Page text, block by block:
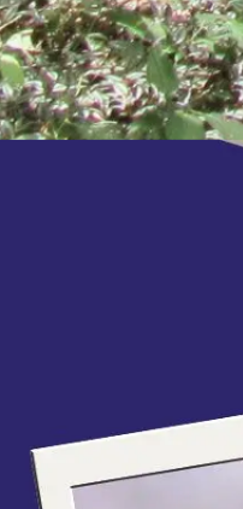
é uma fotografia de um
para um homem de frente
vegetação. A floresta é